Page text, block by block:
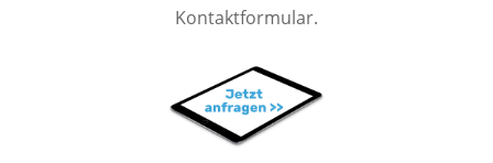
Kontaktformular.